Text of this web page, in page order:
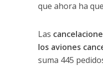
que ahora ha
Las
los aviones
suma 445